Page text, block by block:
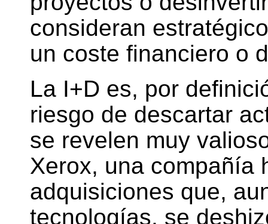
consideran
un coste financiero o
La I+D es, por
riesgo de descartar
se revelen muy
Xerox, una compañía
adquisiciones que,
tecnologías, se